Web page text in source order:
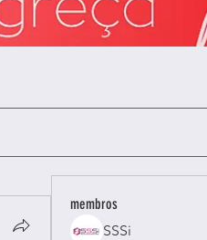
membros
SSSi